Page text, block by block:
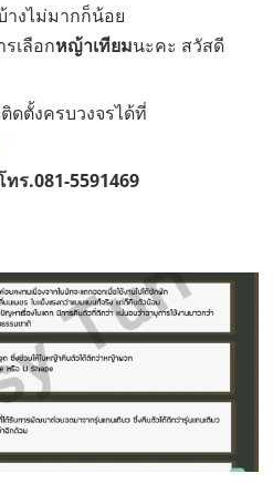
งไม่มากก็น้อย
เลือกหญ้าเทียมนะคะ สวัสดี
ดตั้งครบวงจรได้ที่
ร.081-5591469